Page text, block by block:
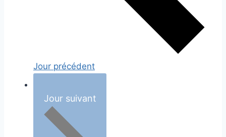
Jour précédent
Jour suivant